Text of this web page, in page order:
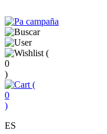
(
0
)
(
0
)
ES